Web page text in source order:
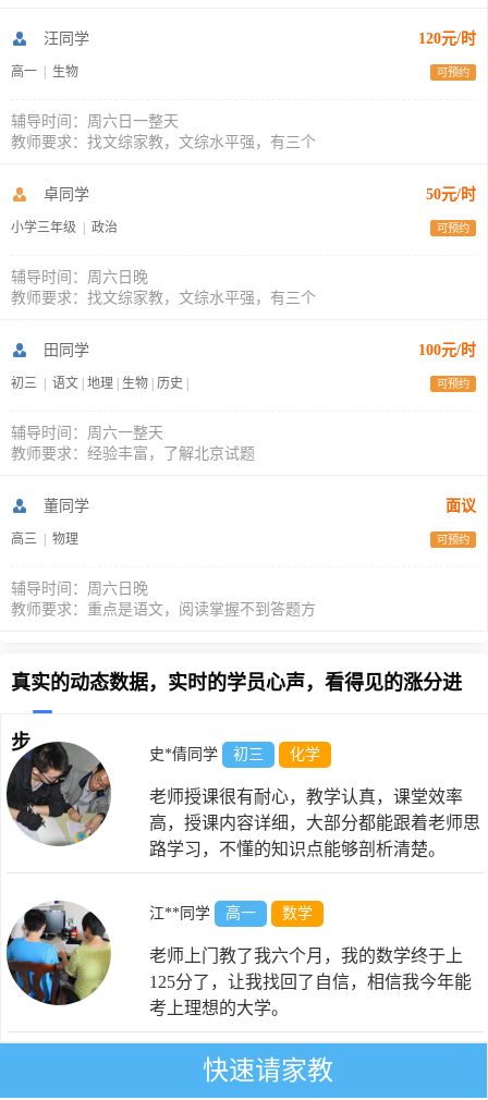
汪同学 120元/时
高一 生物 可预约
辅导时间：周六日一整天
教师要求：找文综家教，文综水平强，有三个
卓同学 50元/时
小学三年级 政治 可预约
辅导时间：周六日晚
教师要求：找文综家教，文综水平强，有三个
田同学 100元/时
初三 语文 地理 生物 历史 可预约
辅导时间：周六一整天
教师要求：经验丰富，了解北京试题
董同学 面议
高三 物理 可预约
辅导时间：周六日晚
教师要求：重点是语文，阅读掌握不到答题方
真实的动态数据，实时的学员心声，看得见的涨分进
步
史*倩同学 初三 化学
老师授课很有耐心，教学认真，课堂效率
高，授课内容详细，大部分都能跟着老师思
路学习，不懂的知识点能够剖析清楚。
江**同学 高一 数学
老师上门教了我六个月，我的数学终于上
125分了，让我找回了自信，相信我今年能
考上理想的大学。
于*阳同学 初三 物理
快速请家教